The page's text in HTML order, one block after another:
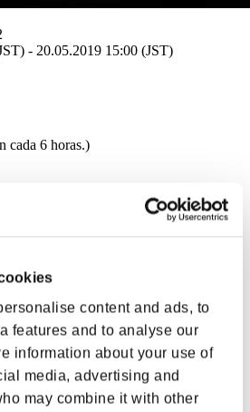
content and ads, to
features and to analyse our
information about your use of
media, advertising and
may combine it with other
- 20.05.2019 15:00 (JST)
cada 6 horas.)